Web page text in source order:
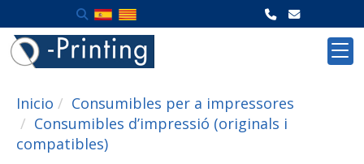
Inicio
Consumibles per a impressores
Consumibles d’impressió (originals i
compatibles)